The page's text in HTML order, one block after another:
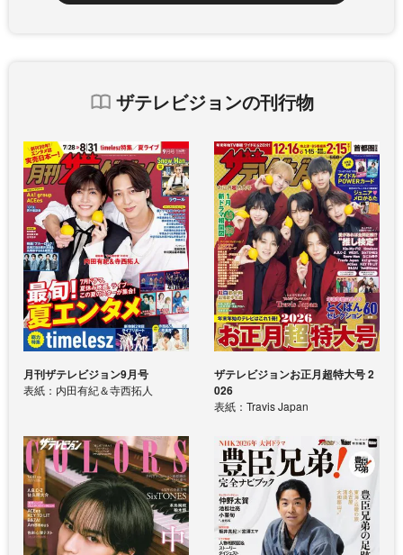
ザテレビジョンの刊行物
月刊ザテレビジョン9月号
表紙：内田有紀＆寺西拓人
ザテレビジョンお正月超特大号 2
026
表紙：Travis Japan